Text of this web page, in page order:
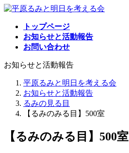
コ
ス
ナ
ン
トップページ
お知らせと活動報告
お問い合わせ
お知らせと活動報告
平原るみと明日を考える会
お知らせと活動報告
るみの見る目
【るみのみる目】500室
【るみのみる目】500室